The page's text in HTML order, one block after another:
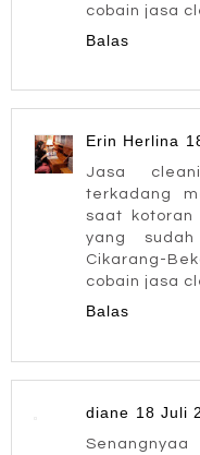
cobain jasa
Balas
Erin Herlina
Jasa
terkadang
saat kotoran
yang
Cikarang-
cobain jasa
Balas
diane 18 Juli